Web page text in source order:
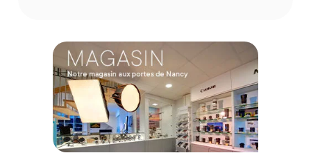
retard. Grâce à son architecture asymétrique et à son point
d'attache d'épaule pivotant repensé, ce sac sling glisse avec
une fluidité déconcertante de l'arrière vers l'avant de votre
buste. Cette bascule ingénieuse permet de déployer
l'ouverture principale extra-large qui transforme
instantanément la bagagerie en une véritable station de
travail suspendue. Vous pouvez ainsi changer de lourdes
optiques ou extraire votre boîtier à la volée tout en gardant
les deux mains libres et en évitant d'exposer votre matériel à